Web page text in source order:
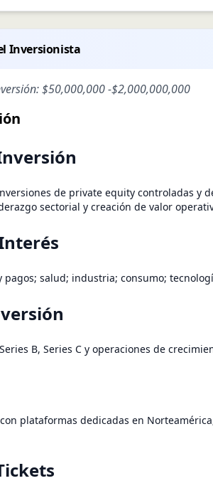
Inversionista
$50,000,000-$2,000,000,000
de private equity controladas y
sectorial y creación de valor
pagos; salud; industria; consumo;
B, Series C y operaciones de
plataformas dedicadas en